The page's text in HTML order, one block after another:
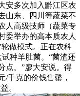
安多次加入黔江区农
山东、四川等蔬菜不
人高级技师（蔬菜专
委举办的高本质农人
做模式。正在农科
种羊肚菌。“菌渣还
点。”廖大安说。得
/千克的价钱售罄，
。